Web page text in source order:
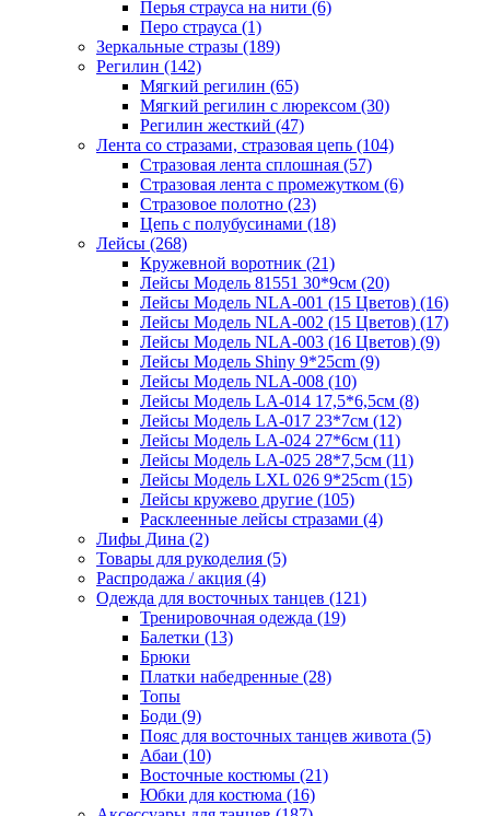
Перья страуса на нити (6)
Перо страуса (1)
Зеркальные стразы (189)
Регилин (142)
Мягкий регилин (65)
Мягкий регилин с люрексом (30)
Регилин жесткий (47)
Лента со стразами, стразовая цепь (104)
Стразовая лента сплошная (57)
Стразовая лента с промежутком (6)
Стразовое полотно (23)
Цепь с полубусинами (18)
Лейсы (268)
Кружевной воротник (21)
Лейсы Модель 81551 30*9см (20)
Лейсы Модель NLA-001 (15 Цветов) (16)
Лейсы Модель NLA-002 (15 Цветов) (17)
Лейсы Модель NLA-003 (16 Цветов) (9)
Лейсы Модель Shiny 9*25cm (9)
Лейсы Модель NLA-008 (10)
Лейсы Модель LA-014 17,5*6,5см (8)
Лейсы Модель LA-017 23*7см (12)
Лейсы Модель LA-024 27*6см (11)
Лейсы Модель LA-025 28*7,5см (11)
Лейсы Модель LXL 026 9*25cm (15)
Лейсы кружево другие (105)
Расклеенные лейсы стразами (4)
Лифы Дина (2)
Товары для рукоделия (5)
Распродажа / акция (4)
Одежда для восточных танцев (121)
Тренировочная одежда (19)
Балетки (13)
Брюки
Платки набедренные (28)
Топы
Боди (9)
Пояс для восточных танцев живота (5)
Абаи (10)
Восточные костюмы (21)
Юбки для костюма (16)